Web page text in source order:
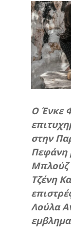
Ο Ένκε
στην
Πεφάνη
Μπλούζ
Τζένη
Λούλα